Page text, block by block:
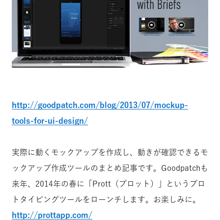
http://goodpatch.com/blog/2013/07/mockup-
tools-for-ui-design/
実際に動くモックアップを作成し、動きが確認できるモ
ックアップ作成ツールのまとめ記事です。Goodpatchも
来年、2014年の春に「Prott（プロット）」というプロ
トタイピングツールをローンチします。お楽しみに。
http://prottapp.com/